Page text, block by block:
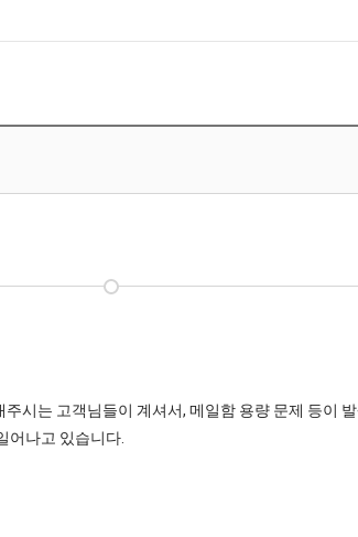
시는 고객님들이 계셔서, 메일함 용량 문제 등이
어나고 있습니다.